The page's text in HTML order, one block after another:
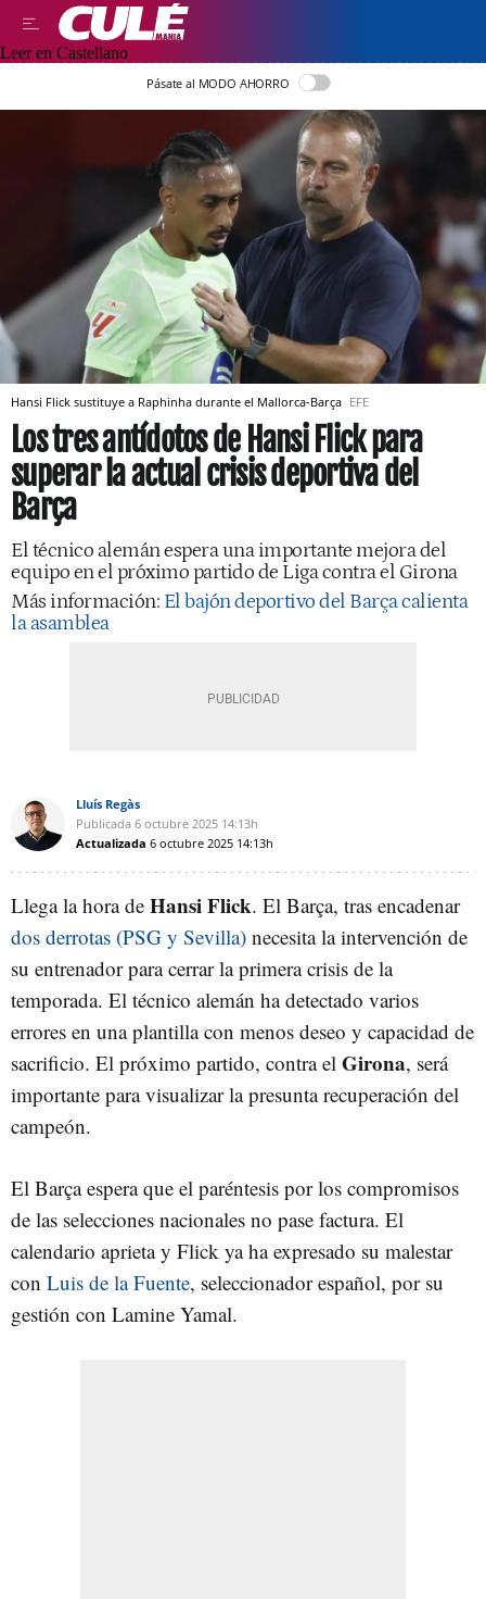
Leer en Castellano
Pásate al MODO AHORRO
Hansi Flick sustituye a Raphinha durante el Mallorca-Barça EFE
Los tres antídotos de Hansi Flick para
superar la actual crisis deportiva del
Barça
El técnico alemán espera una importante mejora del
equipo en el próximo partido de Liga contra el Girona
Más información: El bajón deportivo del Barça calienta
la asamblea
Lluís Regàs
Publicada 6 octubre 2025 14:13h
Actualizada 6 octubre 2025 14:13h
Llega la hora de Hansi Flick. El Barça, tras encadenar
dos derrotas (PSG y Sevilla) necesita la intervención de
su entrenador para cerrar la primera crisis de la
temporada. El técnico alemán ha detectado varios
errores en una plantilla con menos deseo y capacidad de
sacrificio. El próximo partido, contra el Girona, será
importante para visualizar la presunta recuperación del
campeón.
El Barça espera que el paréntesis por los compromisos
de las selecciones nacionales no pase factura. El
calendario aprieta y Flick ya ha expresado su malestar
con Luis de la Fuente, seleccionador español, por su
gestión con Lamine Yamal.